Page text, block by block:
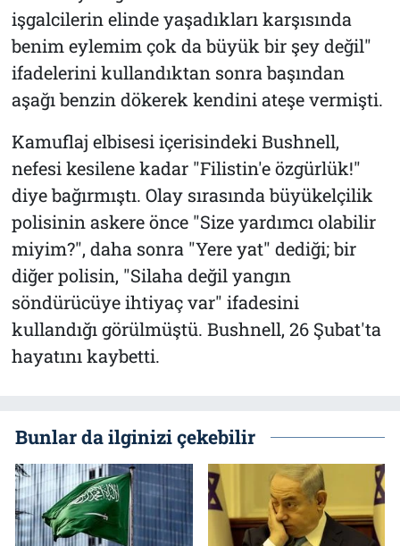
işgalcilerin elinde yaşadıkları karşısında
benim eylemim çok da büyük bir şey değil"
ifadelerini kullandıktan sonra başından
aşağı benzin dökerek kendini ateşe vermişti.
Kamuflaj elbisesi içerisindeki Bushnell,
nefesi kesilene kadar "Filistin'e özgürlük!"
diye bağırmıştı. Olay sırasında büyükelçilik
polisinin askere önce "Size yardımcı olabilir
miyim?", daha sonra "Yere yat" dediği; bir
diğer polisin, "Silaha değil yangın
söndürücüye ihtiyaç var" ifadesini
kullandığı görülmüştü. Bushnell, 26 Şubat'ta
hayatını kaybetti.
Bunlar da ilginizi çekebilir